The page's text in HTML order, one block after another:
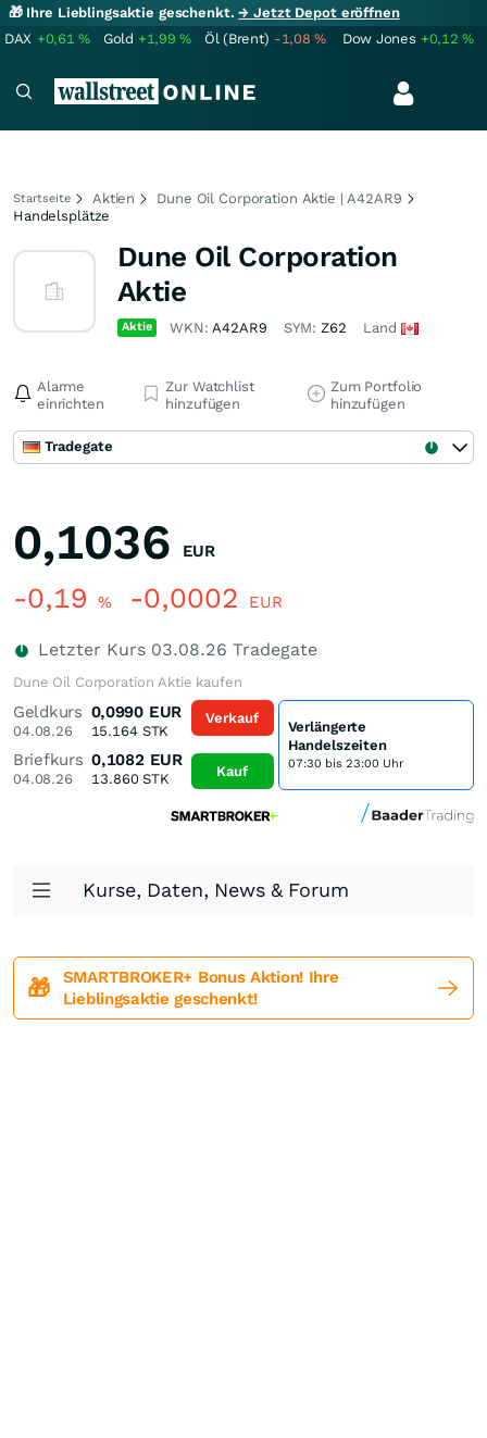
🎁 Ihre Lieblingsaktie geschenkt.→ Jetzt Depot eröffnen
DAX +0,61% Gold +1,99% Öl (Brent) -1,08% Dow Jones +0,12%
Startseite Aktien
Dune Oil Corporation Aktie | A42AR9
Handelsplätze
Dune Oil Corporation
Aktie
Aktie WKN:A42AR9 SYM: Z62 Land
Alarme
einrichten
Zur Watchlist
hinzufügen
Zum Portfolio
hinzufügen
Tradegate
0,1036 EUR
-0,19 % -0,0002 EUR
Letzter Kurs 03.08.26 Tradegate
Dune Oil Corporation Aktie kaufen
Geldkurs
04.08.26
0,0990 EUR
15.164STK
Briefkurs
04.08.26
0,1082 EUR
13.860STK
Verkauf
Kauf
Verlängerte
Handelszeiten
07:30 bis 23:00 Uhr
Kurse, Daten, News & Forum
🎁
SMARTBROKER+ Bonus Aktion! Ihre
Lieblingsaktie geschenkt!